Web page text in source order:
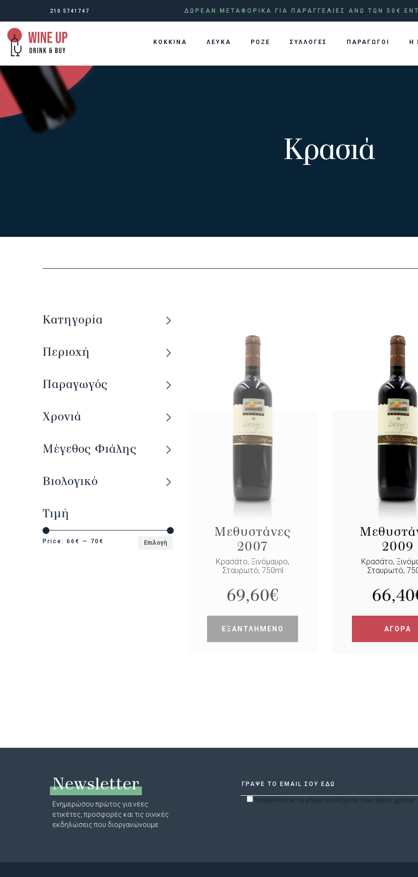
210 5741747 ΔΩΡΕΑΝ ΜΕΤΑΦΟΡΙΚΑ ΓΙΑ ΠΑΡΑΓΓΕΛΙΕΣ ΑΝΩ ΤΩΝ 50€
KOKKINA ΛΕΥΚΑ ΡΟΖΕ ΣΥΛΛΟΓΕΣ ΠΑΡΑΓΩΓΟΙ Η
Κρασιά
Κατηγορία
Περιοχή
Παραγωγός
Χρονιά
Μέγεθος Φιάλης
Βιολογικό
Τιμή
Επιλογή
Price: 66€ — 70€
Μεθυστάνες
2007
Κρασάτο, Ξινόμαυρο,
Σταυρωτό, 750ml
69,60€
ΕΞΑΝΤΛΗΜΕΝΟ
2009
Κρασάτο,
Σταυρωτό,
66,40
ΑΓΟΡΑ
Newsletter
Ενημερώσου πρώτος για νέες
ετικέτες, προσφορές και τις οινικές
εκδηλώσεις που διοργανώνουμε
Υποβάλλοντας τη φόρμα αποδέχεσαι τους όρους χρήσης